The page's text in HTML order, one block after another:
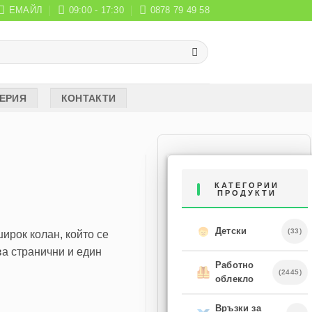
ЕМАЙЛ 09:00 - 17:30 0878 79 49 58
КОНТАКТИ
колан, който се
странични и един
КАТЕГОРИИ
ПРОДУКТИ
Детски (33)
Работно
облекло
(2445)
Връзки за